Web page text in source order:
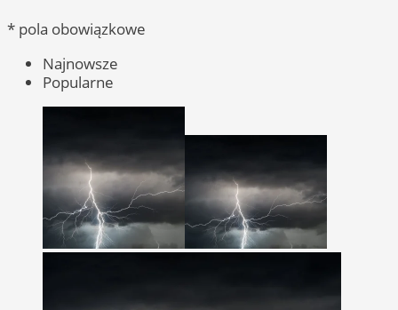
* pola obowiązkowe
Najnowsze
Popularne